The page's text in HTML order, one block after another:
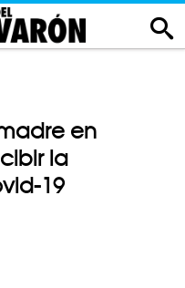
en
la
19